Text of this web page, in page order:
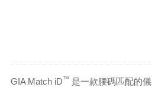
GIA Match iD™ 是一款腰碼匹配的